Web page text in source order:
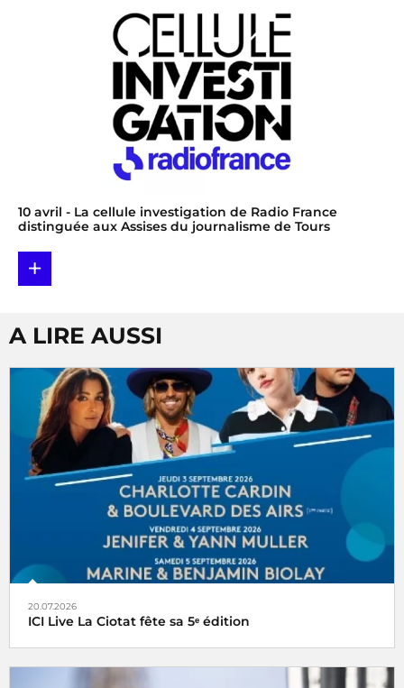
10 avril - La cellule investigation de Radio France
distinguée aux Assises du journalisme de Tours
+
A LIRE AUSSI
20.07.2026
ICI Live La Ciotat fête sa 5ᵉ édition